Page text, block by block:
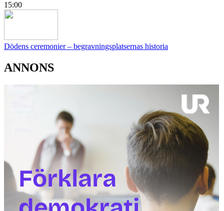
15:00
Dödens ceremonier – begravningsplatsernas historia
ANNONS